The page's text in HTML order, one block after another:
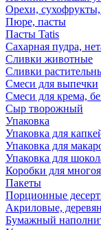
Орехи,
Пюре, пасты
Пасты Tatis
Сахарная пудра,
Сливки животные
Сливки
Смеси для выпечки
Смеси для крема,
Сыр творожный
Упаковка
Упаковка для
Упаковка для
Упаковка для
Коробки для
Пакеты
Порционные
Акриловые,
Бумажный